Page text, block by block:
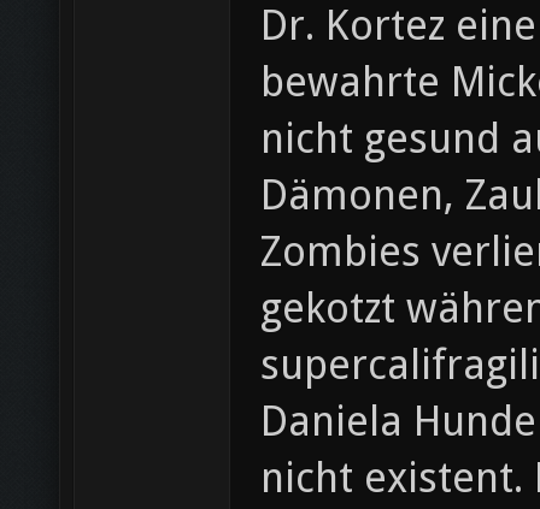
Dr. Kortez
bewahrte
nicht gesund
Dämonen,
Zombies
gekotzt
Daniela
nicht existent.